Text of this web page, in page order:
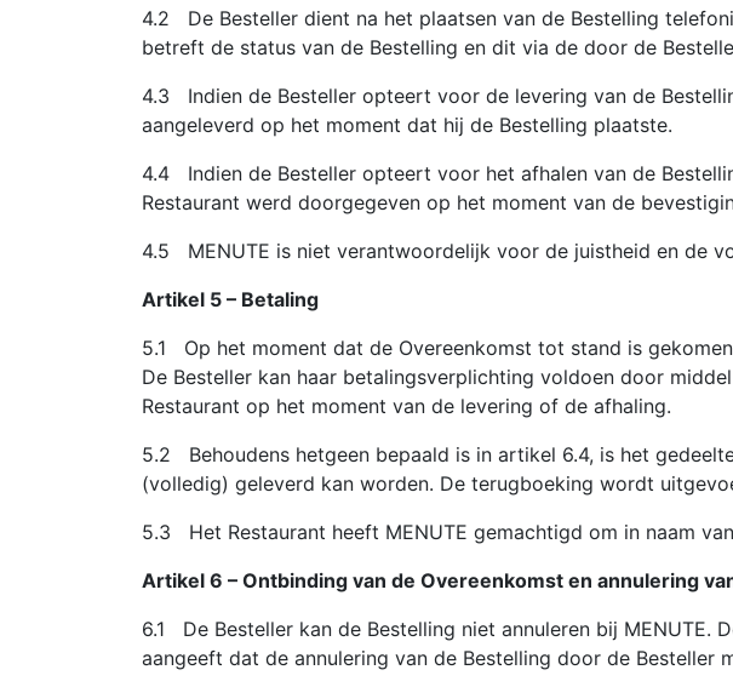
4.2 De Besteller dient na het plaatsen van de Bestelling
betreft de status van de Bestelling en dit via de door de
4.3 Indien de Besteller opteert voor de levering van de
aangeleverd op het moment dat hij de Bestelling plaatste.
4.4 Indien de Besteller opteert voor het afhalen van de
Restaurant werd doorgegeven op het moment van de
4.5 MENUTE is niet verantwoordelijk voor de juistheid en de
Artikel 5 – Betaling
5.1 Op het moment dat de Overeenkomst tot stand is
De Besteller kan haar betalingsverplichting voldoen door
Restaurant op het moment van de levering of de afhaling.
5.2 Behoudens hetgeen bepaald is in artikel 6.4, is het
(volledig) geleverd kan worden. De terugboeking wordt
5.3 Het Restaurant heeft MENUTE gemachtigd om in naam
Artikel 6 – Ontbinding van de Overeenkomst en annulering
6.1 De Besteller kan de Bestelling niet annuleren bij MENUTE.
aangeeft dat de annulering van de Bestelling door de Besteller